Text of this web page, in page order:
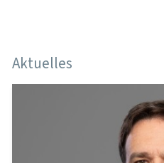
Aktuelles